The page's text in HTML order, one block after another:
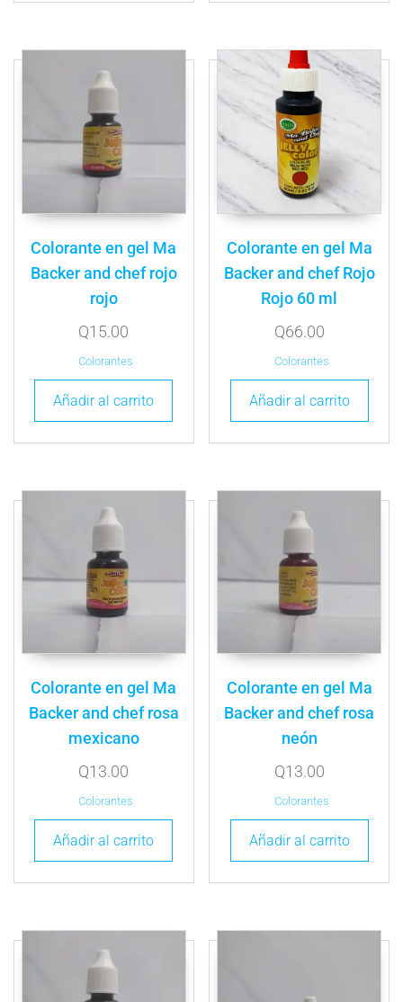
Colorante en gel Ma
Backer and chef rojo
rojo
Q15.00
Colorantes
Añadir al carrito
Colorante en gel Ma
Backer and chef Rojo
Rojo 60 ml
Q66.00
Colorantes
Añadir al carrito
Colorante en gel Ma
Backer and chef rosa
mexicano
Q13.00
Colorantes
Añadir al carrito
Colorante en gel Ma
Backer and chef rosa
neón
Q13.00
Colorantes
Añadir al carrito